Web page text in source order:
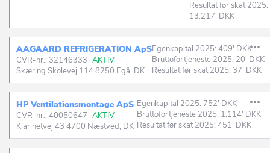
Resultat før skat 2025:
13.217' DKK
AAGAARD REFRIGERATION ApS
CVR-nr.: 32146333 AKTIV
Skæring Skolevej 114 8250 Egå, DK
Egenkapital 2025: 409' DKK
Bruttofortjeneste 2025: 20' DKK
Resultat før skat 2025: 37' DKK
HP Ventilationsmontage ApS
CVR-nr.: 40050647 AKTIV
Klarinetvej 43 4700 Næstved, DK
Egenkapital 2025: 752' DKK
Bruttofortjeneste 2025: 1.114' DKK
Resultat før skat 2025: 451' DKK